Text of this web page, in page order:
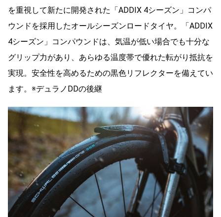
を重視して新たに開発された「ADDIX 4シーズン」コンパ
ウンドを採用したオールシーズンロードタイヤ。「ADDIX
4シーズン」コンパウンドは、気温が低い場合でも十分な
グリップ力があり、あらゆる温度帯で優れた転がり抵抗を
実現。安全性を高めるための黒色リフレクターを備えてい
ます。※デュラノDDの後継